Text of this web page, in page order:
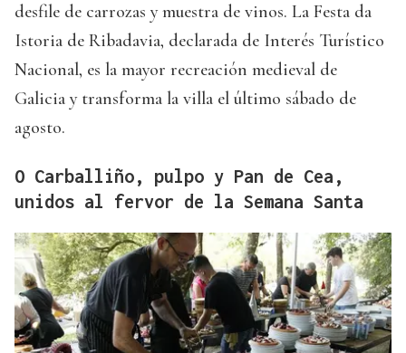
desfile de carrozas y muestra de vinos. La Festa da
Istoria de Ribadavia, declarada de Interés Turístico
Nacional, es la mayor recreación medieval de
Galicia y transforma la villa el último sábado de
agosto.
O Carballiño, pulpo y Pan de Cea,
unidos al fervor de la Semana Santa